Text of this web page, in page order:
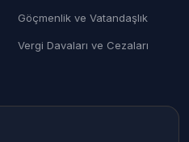
iptal ve tescil işlemleri
uzman hukukçulara
Göçmenlik ve Vatandaşlık
Vergi Davaları ve Cezaları